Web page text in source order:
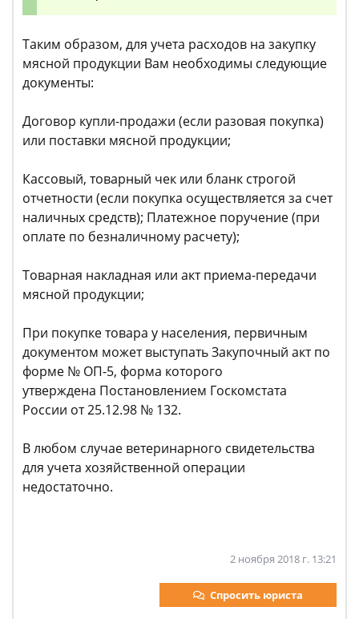
Таким образом, для учета расходов на закупку
мясной продукции Вам необходимы следующие
документы:
Договор купли-продажи (если разовая покупка)
или поставки мясной продукции;
Кассовый, товарный чек или бланк строгой
отчетности (если покупка осуществляется за счет
наличных средств); Платежное поручение (при
оплате по безналичному расчету);
Товарная накладная или акт приема-передачи
мясной продукции;
При покупке товара у населения, первичным
документом может выступать Закупочный акт по
форме № ОП-5, форма которого
утверждена Постановлением Госкомстата
России от 25.12.98 № 132.
В любом случае ветеринарного свидетельства
для учета хозяйственной операции
недостаточно.
2 ноября 2018 г. 13:21
Спросить юриста